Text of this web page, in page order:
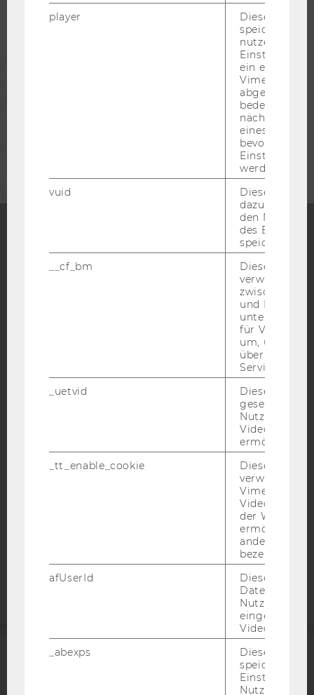
ALUMNI
FacebookInstagramBlog
Bluesky
BARRIEREFREIHEITSERKLÄRUNG WEBSEITE
STUDIENBEWERBER*INNEN UND STUDIERENDE
Barrierefreiheitserklärung
Webseite
player
Dieses Cookie
speichert
ein
Vimeo-Video
abgespielt
bedeutet,
nächsten
eines Vimeo-
bevorzugten
werden.
vuid
Dieser
dazu
den
des
speichern.
__cf_bm
Dieses
verwendet,
zwischen
und Bots zu
für Vimeo
um, um
über die
Service zu
_uetvid
Dieses
gesetzt, um
Nutzung des
Videoplayers
ermöglichen
_tt_enable_cookie
Dieses
verwendet,
Vimeo-
der WU-
ermöglichen
andere nicht
bezeichnete
afUserId
Dieses
Daten von
Videos
_abexps
Dieses Cookie
speichert
Nutzer*in, zB.